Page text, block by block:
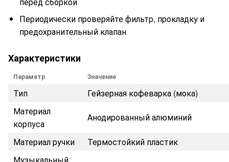
Периодически проверяйте фильтр, прокладку и
предохранительный клапан
Характеристики
Параметр Значение
Тип
Гейзерная кофеварка (мока)
Материал
корпуса
Анодированный алюминий
Материал ручки
Термостойкий пластик